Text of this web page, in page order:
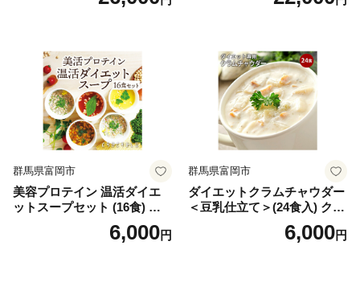
ロン [AIEN005]
群馬県富岡市
美容プロテイン 温活ダイエ
ットスープセット (16食) 小
分け スープ 食べ比べ セット
詰合せ クラムチャウダー チ
6,000円
群馬県富岡市
ダイエットクラムチャウダー
＜豆乳仕立て＞(24食入) クラ
ムチャウダー 豆乳 ダイエッ
ト スープ プロテイン たんぱ
6,000円